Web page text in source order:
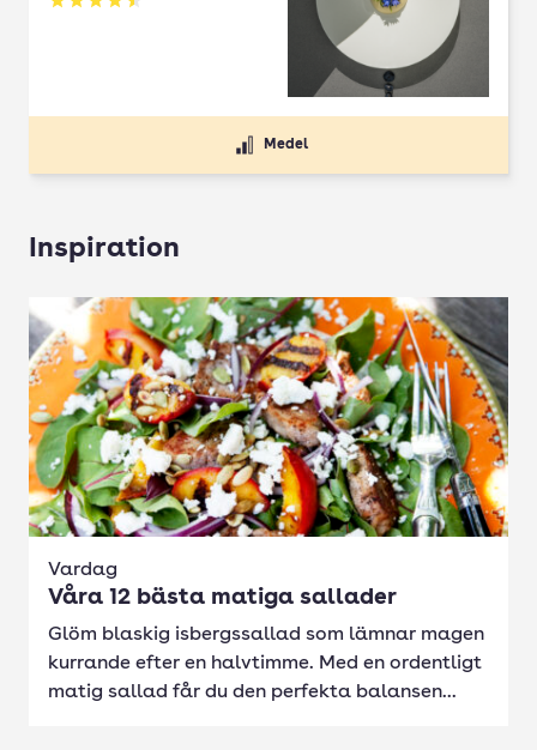
Betyg: 4.5 av 5
Medel
Inspiration
Vardag
Våra 12 bästa matiga sallader
Glöm blaskig isbergssallad som lämnar magen
kurrande efter en halvtimme. Med en ordentligt
matig sallad får du den perfekta balansen...